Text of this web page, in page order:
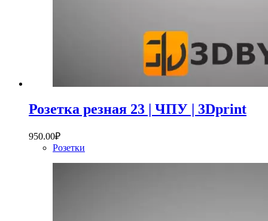
Розетка резная 23 | ЧПУ | 3Dprint
950.00₽
Розетки